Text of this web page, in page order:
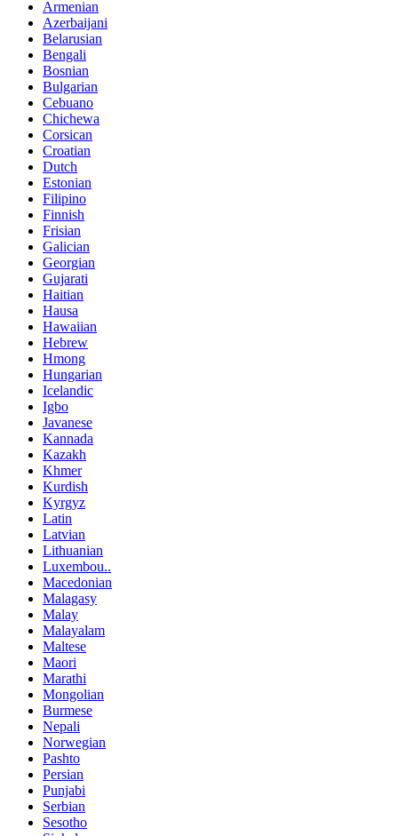
Armenian
Azerbaijani
Belarusian
Bengali
Bosnian
Bulgarian
Cebuano
Chichewa
Corsican
Croatian
Dutch
Estonian
Filipino
Finnish
Frisian
Galician
Georgian
Gujarati
Haitian
Hausa
Hawaiian
Hebrew
Hmong
Hungarian
Icelandic
Igbo
Javanese
Kannada
Kazakh
Khmer
Kurdish
Kyrgyz
Latin
Latvian
Lithuanian
Luxembou..
Macedonian
Malagasy
Malay
Malayalam
Maltese
Maori
Marathi
Mongolian
Burmese
Nepali
Norwegian
Pashto
Persian
Punjabi
Serbian
Sesotho